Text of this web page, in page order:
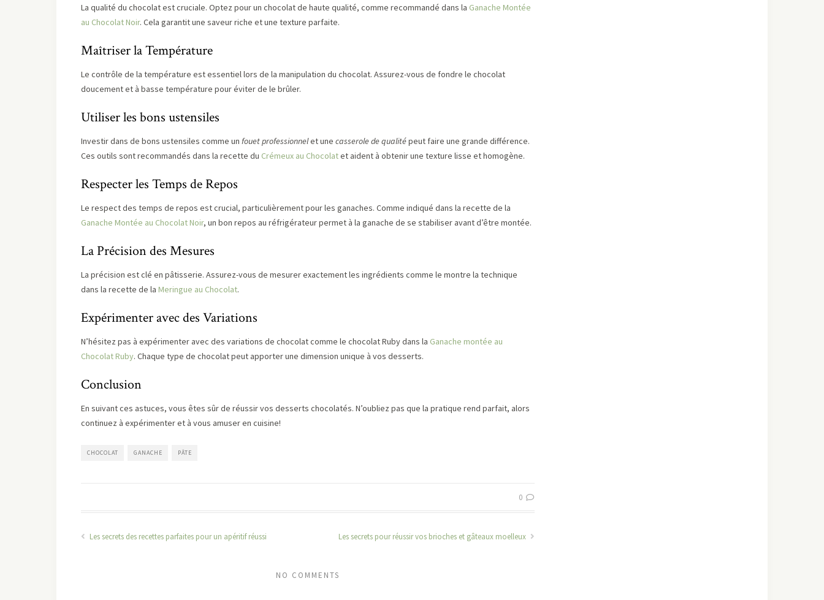
La qualité du chocolat est cruciale. Optez pour un chocolat de haute qualité, comme recommandé dans la Ganache Montée
au Chocolat Noir. Cela garantit une saveur riche et une texture parfaite.
Maîtriser la Température
Le contrôle de la température est essentiel lors de la manipulation du chocolat. Assurez-vous de fondre le chocolat
doucement et à basse température pour éviter de le brûler.
Utiliser les bons ustensiles
Investir dans de bons ustensiles comme un fouet professionnelet une casserole de qualitépeut faire une grande différence.
Ces outils sont recommandés dans la recette du Crémeux au Chocolatet aident à obtenir une texture lisse et homogène.
Respecter les Temps de Repos
Le respect des temps de repos est crucial, particulièrement pour les ganaches. Comme indiqué dans la recette de la
Ganache Montée au Chocolat Noir, un bon repos au réfrigérateur permet à la ganache de se stabiliser avant d’être montée.
La Précision des Mesures
La précision est clé en pâtisserie. Assurez-vous de mesurer exactement les ingrédients comme le montre la technique
dans la recette de la Meringue au Chocolat.
Expérimenter avec des Variations
N’hésitez pas à expérimenter avec des variations de chocolat comme le chocolat Ruby dans la Ganache montée au
Chocolat Ruby. Chaque type de chocolat peut apporter une dimension unique à vos desserts.
Conclusion
En suivant ces astuces, vous êtes sûr de réussir vos desserts chocolatés. N’oubliez pas que la pratique rend parfait, alors
continuez à expérimenter et à vous amuser en cuisine!
CHOCOLAT GANACHE PÂTE
0
Les secrets des recettes parfaites pour un apéritif réussi Les secrets pour réussir vos brioches et gâteaux moelleux
NO COMMENTS